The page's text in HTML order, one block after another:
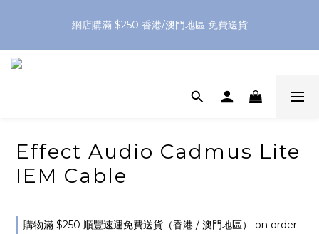
網店購滿 $250 香港/澳門地區 免費送貨
XPay（先買後付 免息分 3 期）- 新用戶首次消費滿 HK$100 即
Effect Audio Cadmus Lite
IEM Cable
購物滿 $250 順豐速運免費送貨（香港 / 澳門地區） on order